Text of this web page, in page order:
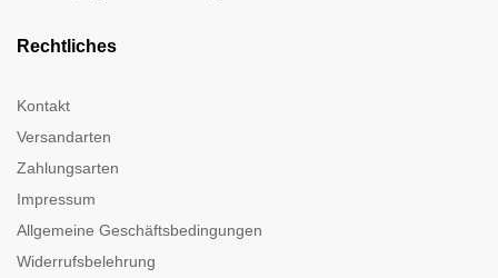
Rechtliches
Kontakt
Versandarten
Zahlungsarten
Impressum
Allgemeine Geschäftsbedingungen
Widerrufsbelehrung